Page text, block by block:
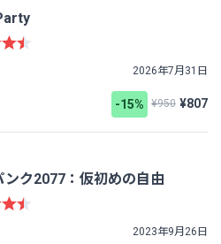
-15% ¥950 ¥807
2026年7月31日
ンク2077：仮初めの自由
2023年9月26日